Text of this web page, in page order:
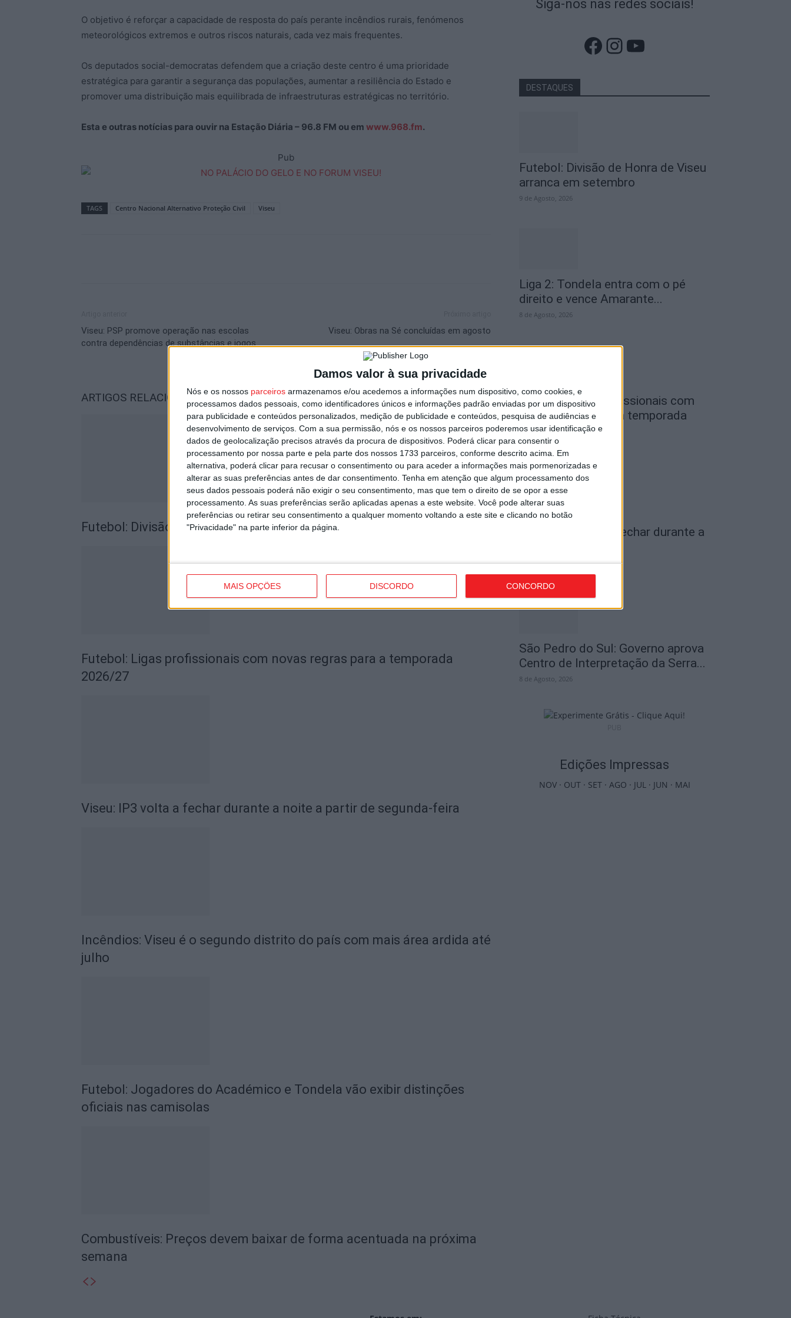
Damos valor à sua privacidade
Nós e os nossos parceiros armazenamos e/ou acedemos a informações num dispositivo, como cookies, e
processamos dados pessoais, como identificadores únicos e informações padrão enviadas por um dispositivo
para publicidade e conteúdos personalizados, medição de publicidade e conteúdos, pesquisa de audiências e
desenvolvimento de serviços. Com a sua permissão, nós e os nossos parceiros poderemos usar identificação e
dados de geolocalização precisos através da procura de dispositivos. Poderá clicar para consentir o
processamento por nossa parte e pela parte dos nossos 1733 parceiros, conforme descrito acima. Em
alternativa, poderá clicar para recusar o consentimento ou para aceder a informações mais pormenorizadas e
alterar as suas preferências antes de dar consentimento. Tenha em atenção que algum processamento dos
seus dados pessoais poderá não exigir o seu consentimento, mas que tem o direito de se opor a esse
processamento. As suas preferências serão aplicadas apenas a este website. Você pode alterar suas
preferências ou retirar seu consentimento a qualquer momento voltando a este site e clicando no botão
"Privacidade" na parte inferior da página.
MAIS OPÇÕES DISCORDO CONCORDO
O objetivo é reforçar a capacidade de resposta do país perante incêndios rurais, fenómenos
meteorológicos extremos e outros riscos naturais, cada vez mais frequentes.
Os deputados social-democratas defendem que a criação deste centro é uma prioridade
estratégica para garantir a segurança das populações, aumentar a resiliência do Estado e
promover uma distribuição mais equilibrada de infraestruturas estratégicas no território.
Esta e outras notícias para ouvir na Estação Diária – 96.8 FM ou em www.968.fm.
Pub
TAGS Centro Nacional Alternativo Proteção Civil Viseu
Viseu: PSP promove operação nas escolas
contra dependências de substâncias e jogos
Viseu: Obras na Sé concluídas em agosto
ARTIGOS RELACIONADOSMais do autor
Futebol: Divisão de Honra de Viseu arranca em setembro
Futebol: Ligas profissionais com novas regras para a temporada
2026/27
Viseu: IP3 volta a fechar durante a noite a partir de segunda-feira
Incêndios: Viseu é o segundo distrito do país com mais área ardida até
julho
Futebol: Jogadores do Académico e Tondela vão exibir distinções
oficiais nas camisolas
Combustíveis: Preços devem baixar de forma acentuada na próxima
semana
Siga-nos nas redes sociais!
Facebook
Instagram
YouTube
DESTAQUES
Futebol: Divisão de Honra de Viseu
arranca em setembro
9 de Agosto, 2026
Liga 2: Tondela entra com o pé
direito e vence Amarante...
8 de Agosto, 2026
Futebol: Ligas profissionais com
novas regras para a temporada
2026/27
8 de Agosto, 2026
Viseu: IP3 volta a fechar durante a
8 de Agosto, 2026
São Pedro do Sul: Governo aprova
Centro de Interpretação da Serra...
8 de Agosto, 2026
Edições Impressas
NOV· OUT· SET· AGO · JUL· JUN · MAI